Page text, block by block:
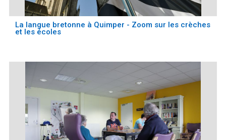
La langue bretonne à Quimper - Zoom sur les crèches
et les écoles